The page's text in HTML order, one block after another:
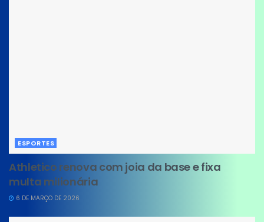
ESPORTES
Athletico renova com joia da base e fixa
multa milionária
6 DE MARÇO DE 2026